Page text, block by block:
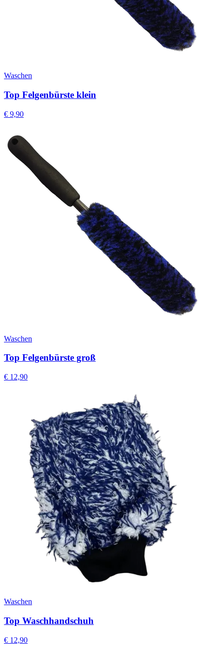
Waschen
Top Felgenbürste klein
€ 9,90
Waschen
Top Felgenbürste groß
€ 12,90
Waschen
Top Waschhandschuh
€ 12,90